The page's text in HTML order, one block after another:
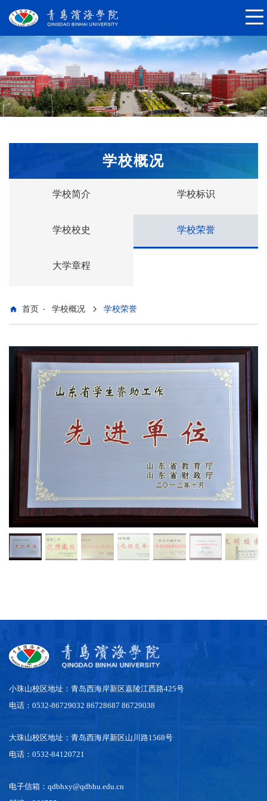
学校概况
学校简介 学校标识
学校校史 学校荣誉
大学章程
首页 学校概况 学校荣誉
小珠山校区地址：青岛西海岸新区嘉陵江西路425号
电话：0532-86729032 86728687 86729038
大珠山校区地址：青岛西海岸新区山川路1568号
电话：0532-84120721
电子信箱：qdbhxy@qdbhu.edu.cn